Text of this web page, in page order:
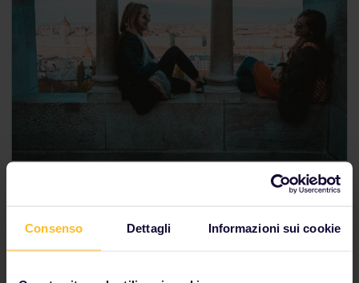
Consenso Dettagli Informazioni sui cookie
Sosta in città di un giorno? Scopri tutte le attrazioni
imperdibili con il nostro itinerario da 24 ore.